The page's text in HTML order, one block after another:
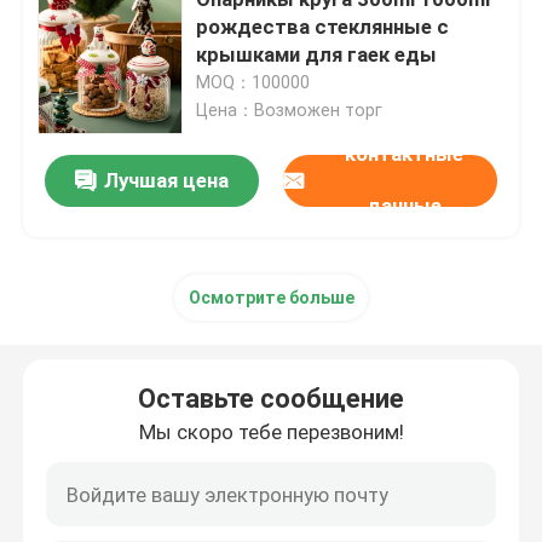
Бутылка напитка стеклянная
Оборудование для хранения на складе
машина для розлива газированных напитков
Преформы из ПЭТ-пластика
рождества стеклянные с
крышками для гаек еды
MOQ：100000
Цена：Возможен торг
Лучшая цена
контактные
данные
Осмотрите больше
Оставьте сообщение
Мы скоро тебе перезвоним!